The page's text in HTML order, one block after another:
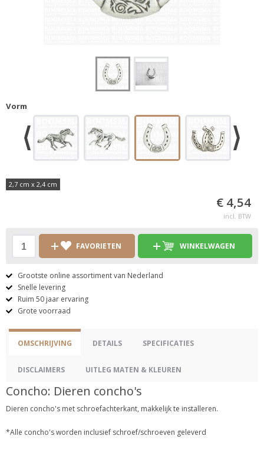
Vorm
2,7 cm x 2,4 cm
€ 4,54
incl. BTW
FAVORIETEN WINKELWAGEN
Grootste online assortiment van Nederland
Snelle levering
Ruim 50 jaar ervaring
Grote voorraad
OMSCHRIJVING DETAILS SPECIFICATIES
DISCLAIMERS UITLEG MATEN & KLEUREN
Concho: Dieren concho's
Dieren concho's met schroefachterkant, makkelijk te installeren.
*Alle concho's worden inclusief schroef/schroeven geleverd